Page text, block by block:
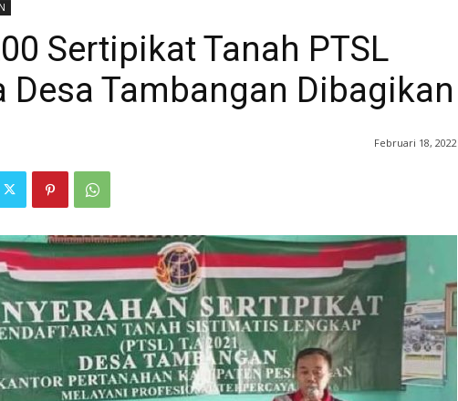
Sertipikat Tanah PTSL
Desa Tambangan Dibagikan
Februari 18, 2022